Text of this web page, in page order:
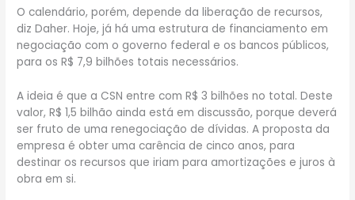
O calendário, porém, depende da liberação de recursos,
diz Daher. Hoje, já há uma estrutura de financiamento em
negociação com o governo federal e os bancos públicos,
para os R$ 7,9 bilhões totais necessários.
A ideia é que a CSN entre com R$ 3 bilhões no total. Deste
valor, R$ 1,5 bilhão ainda está em discussão, porque deverá
ser fruto de uma renegociação de dívidas. A proposta da
empresa é obter uma carência de cinco anos, para
destinar os recursos que iriam para amortizações e juros à
obra em si.